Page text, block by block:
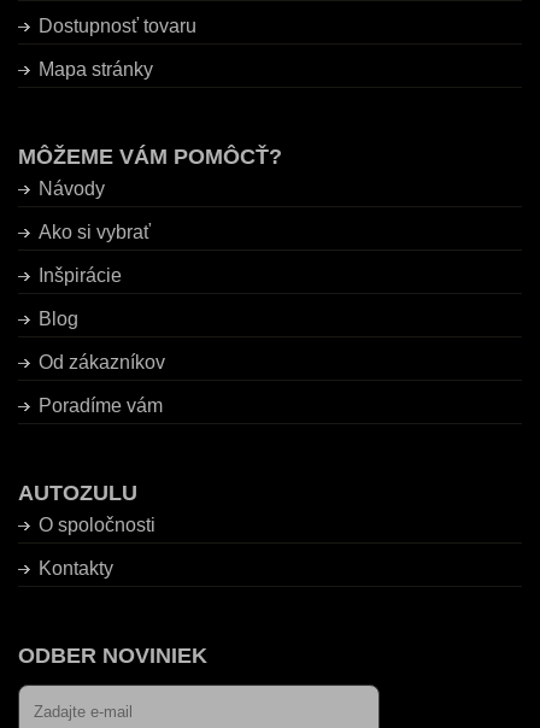
Dostupnosť tovaru
Mapa stránky
MÔŽEME VÁM POMÔCŤ?
Návody
Ako si vybrať
Inšpirácie
Blog
Od zákazníkov
Poradíme vám
AUTOZULU
O spoločnosti
Kontakty
ODBER NOVINIEK